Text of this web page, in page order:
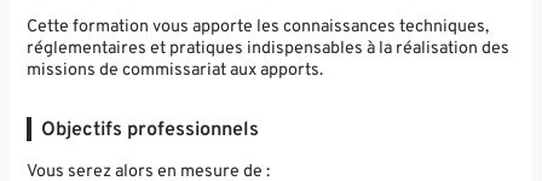
Cette formation vous apporte les connaissances techniques,
réglementaires et pratiques indispensables à la réalisation des
missions de commissariat aux apports.
Objectifs professionnels
Vous serez alors en mesure de :